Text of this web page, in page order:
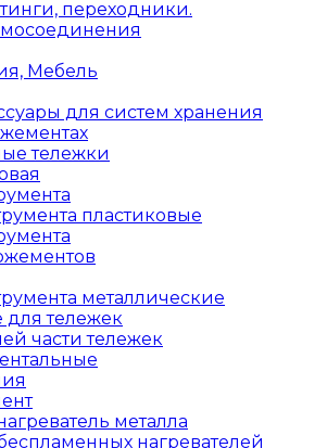
переходники.
Мебель
для систем хранения
тележки
пластиковые
металлические
тележек
части тележек
металла
нагревателей